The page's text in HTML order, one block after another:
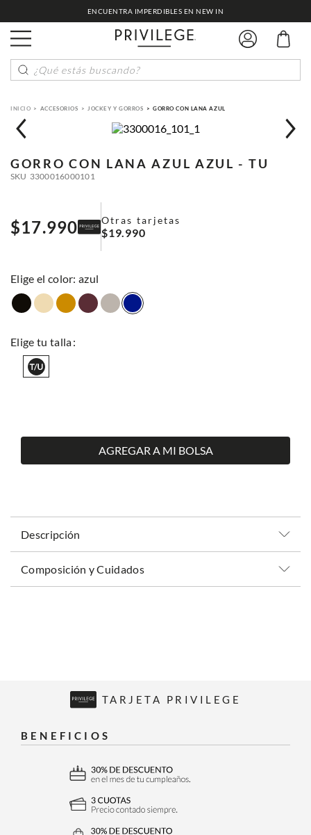
ENCUENTRA IMPERDIBLES EN NEW IN
¿Qué estás buscando?
ACCESORIOS JOCKEY Y GORROS GORRO CON LANA AZUL
GORRO CON LANA AZUL AZUL - TU
SKU 3300016000101
$17.990 Otras tarjetas
$19.990
: azul
AGREGAR A MI BOLSA
Descripción
Composición y Cuidados
TARJETA PRIVILEGE
BENEFICIOS